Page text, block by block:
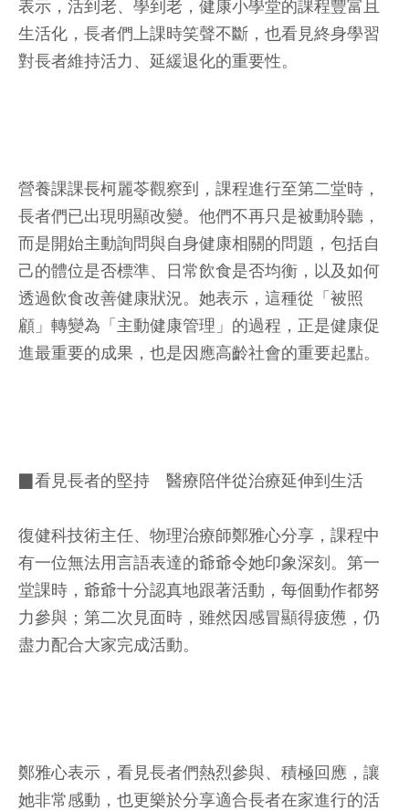
表示，活到老、學到老，健康小學堂的課程豐富且
生活化，長者們上課時笑聲不斷，也看見終身學習
對長者維持活力、延緩退化的重要性。
營養課課長柯麗苓觀察到，課程進行至第二堂時，
長者們已出現明顯改變。他們不再只是被動聆聽，
而是開始主動詢問與自身健康相關的問題，包括自
己的體位是否標準、日常飲食是否均衡，以及如何
透過飲食改善健康狀況。她表示，這種從「被照
顧」轉變為「主動健康管理」的過程，正是健康促
進最重要的成果，也是因應高齡社會的重要起點。
▉看見長者的堅持 醫療陪伴從治療延伸到生活
復健科技術主任、物理治療師鄭雅心分享，課程中
有一位無法用言語表達的爺爺令她印象深刻。第一
堂課時，爺爺十分認真地跟著活動，每個動作都努
力參與；第二次見面時，雖然因感冒顯得疲憊，仍
盡力配合大家完成活動。
鄭雅心表示，看見長者們熱烈參與、積極回應，讓
她非常感動，也更樂於分享適合長者在家進行的活